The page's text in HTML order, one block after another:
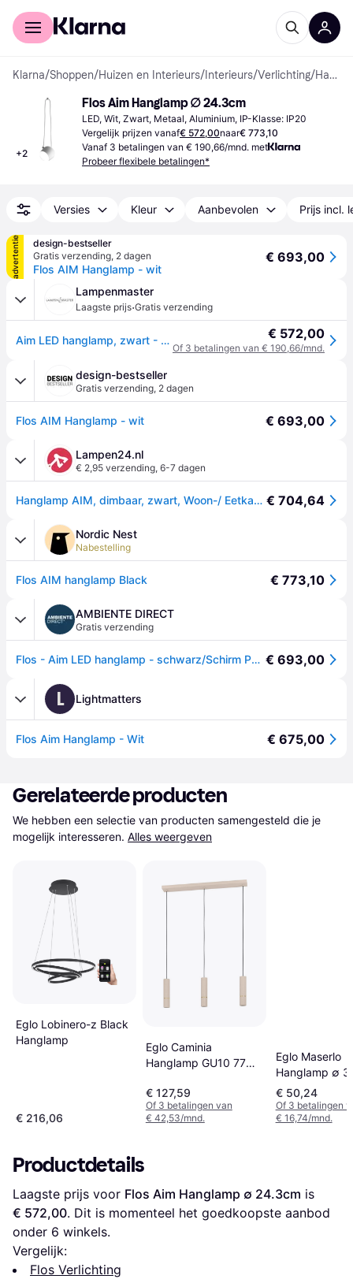
Voor shoppers
Klarna/Shoppen/Huizen en Interieurs/ Interieurs/Verlichting/ Hanglampen
+2
Flos Aim Hanglamp ∅ 24.3cm
LED, Wit, Zwart, Metaal, Aluminium, IP-Klasse: IP20
Vergelijk prijzen vanaf€ 572,00naar€ 773,10
Vanaf 3 betalingen van € 190,66/mnd. met
Probeer flexibele betalingen*
Versies Kleur Aanbevolen Prijs incl.
advertentie
design-bestseller
Gratis verzending, 2 dagen
Flos AIM Hanglamp - wit
€ 693,00
Lampenmaster
Laagste prijs·Gratis verzending
Aim LED hanglamp, zwart - FLOS - Woonkamer - Designer - Metaal - 1 lamp € 572,00
Of 3 betalingen van € 190,66/mnd.
design-bestseller
Gratis verzending, 2 dagen
Flos AIM Hanglamp - wit € 693,00
Lampen24.nl
€ 2,95 verzending, 6-7 dagen
Hanglamp AIM, dimbaar, zwart, Woon-/ Eetkamer, Aluminium, Design € 704,64
Nordic Nest
Nabestelling
Flos AIM hanglamp Black € 773,10
AMBIENTE DIRECT
Gratis verzending
Flos - Aim LED hanglamp - schwarz/Schirm Polykarbonat/innen ABS/H 21,1cm/Ø 24.3cm/Kabellänge 300-900cm/895lm/2700K/CRI90 € 693,00
L Lightmatters
Flos Aim Hanglamp - Wit € 675,00
Gerelateerde producten
We hebben een selectie van producten samengesteld die je
mogelijk interesseren. Alles weergeven
Eglo Lobinero-z Black
Hanglamp
€ 216,06
Eglo Caminia
Hanglamp GU10 77
Zandkleur/Beige/Goud
Hanglamp
€ 127,59
Of 3 betalingen van
€ 42,53/mnd.
Eglo Maserlo
Hanglamp ∅
€ 50,24
Of 3 betalingen
€ 16,74/mnd.
Productdetails
Laagste prijs voor Flos Aim Hanglamp ∅ 24.3cm
€ 572,00. Dit is momenteel het goedkoopste aanbod
onder 6 winkels.
Vergelijk:
Flos Verlichting